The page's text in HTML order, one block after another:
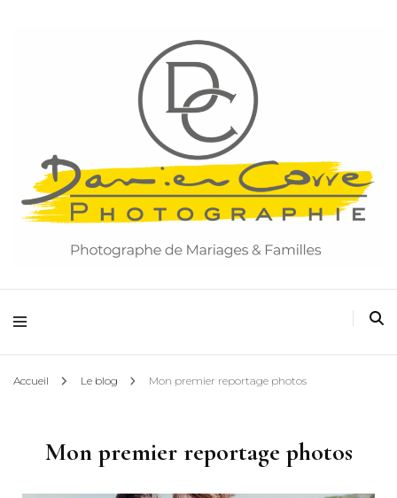
Accueil Le blog Mon premier reportage photos
Mon premier reportage photos